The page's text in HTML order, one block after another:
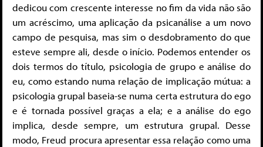
dedicou com crescente interesse no fim da vida não são
um acréscimo, uma aplicação da psicanálise a um novo
campo de pesquisa, mas sim o desdobramento do que
esteve sempre ali, desde o início. Podemos entender os
dois termos do título, psicologia de grupo e análise do
eu, como estando numa relação de implicação mútua: a
psicologia grupal baseia-se numa certa estrutura do ego
e é tornada possível graças a ela; e a análise do ego
implica, desde sempre, um estrutura grupal. Desse
modo, Freud procura apresentar essa relação como uma